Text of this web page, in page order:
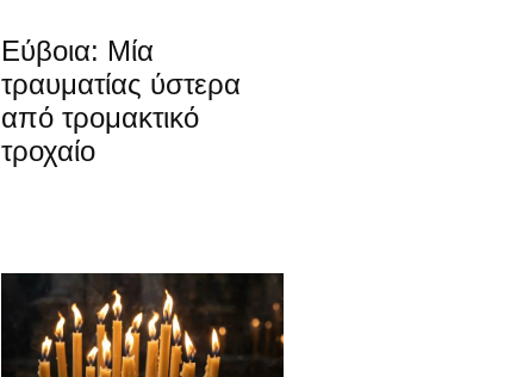
Εύβοια: Μία
τραυματίας ύστερα
από τρομακτικό
τροχαίο